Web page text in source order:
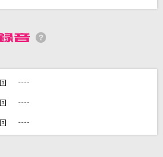
会員登録・ログインして
回 ----
回 ----
回 ----